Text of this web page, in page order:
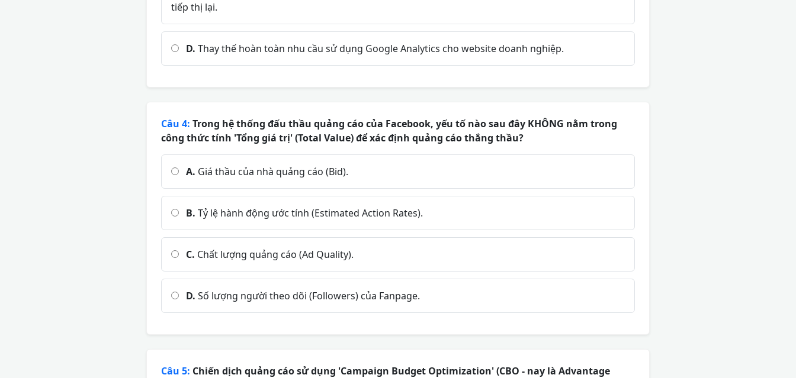
tiếp thị lại.
D. Thay thế hoàn toàn nhu cầu sử dụng Google Analytics cho website doanh nghiệp.
Câu 4: Trong hệ thống đấu thầu quảng cáo của Facebook, yếu tố nào sau đây KHÔNG nằm trong
công thức tính 'Tổng giá trị' (Total Value) để xác định quảng cáo thắng thầu?
A. Giá thầu của nhà quảng cáo (Bid).
B. Tỷ lệ hành động ước tính (Estimated Action Rates).
C. Chất lượng quảng cáo (Ad Quality).
D. Số lượng người theo dõi (Followers) của Fanpage.
Câu 5: Chiến dịch quảng cáo sử dụng 'Campaign Budget Optimization' (CBO - nay là Advantage